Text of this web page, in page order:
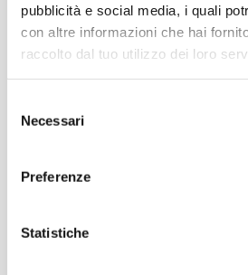
pubblicità e social media, i quali
con altre informazioni che hai
raccolto dal tuo utilizzo dei loro
delNecessari
Preferenze
Statistiche